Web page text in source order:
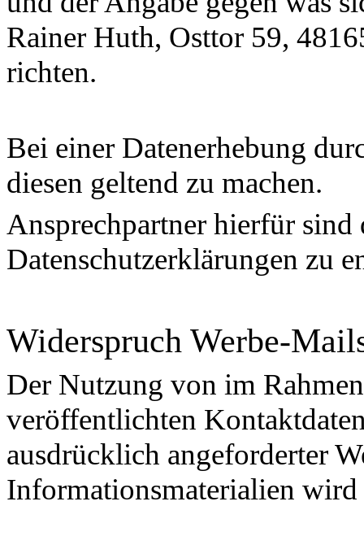
Rainer Huth, Osttor 59,
richten.
Bei einer Datenerhebung
diesen geltend zu machen.
Ansprechpartner hierfür sind
Datenschutzerklärungen zu
Widerspruch Werbe-
Der Nutzung von im
veröffentlichten
ausdrücklich angeforderter
Informationsmaterialien